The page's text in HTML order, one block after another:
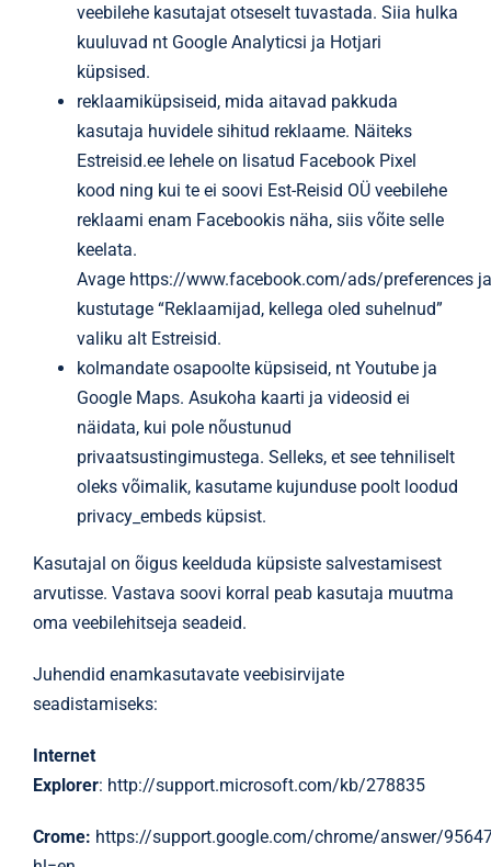
veebilehe kasutajat otseselt tuvastada. Siia hulka
kuuluvad nt Google Analyticsi ja Hotjari
küpsised.
reklaamiküpsiseid, mida aitavad pakkuda
kasutaja huvidele sihitud reklaame. Näiteks
Estreisid.ee lehele on lisatud Facebook Pixel
kood ning kui te ei soovi Est-Reisid OÜ veebilehe
reklaami enam Facebookis näha, siis võite selle
keelata.
Avage https://www.facebook.com/ads/preferences ja
kustutage “Reklaamijad, kellega oled suhelnud”
valiku alt Estreisid.
kolmandate osapoolte küpsiseid, nt Youtube ja
Google Maps. Asukoha kaarti ja videosid ei
näidata, kui pole nõustunud
privaatsustingimustega. Selleks, et see tehniliselt
oleks võimalik, kasutame kujunduse poolt loodud
privacy_embeds küpsist.
Kasutajal on õigus keelduda küpsiste salvestamisest
arvutisse. Vastava soovi korral peab kasutaja muutma
oma veebilehitseja seadeid.
Juhendid enamkasutavate veebisirvijate
seadistamiseks:
Internet
Explorer: http://support.microsoft.com/kb/278835
Crome: https://support.google.com/chrome/answer/